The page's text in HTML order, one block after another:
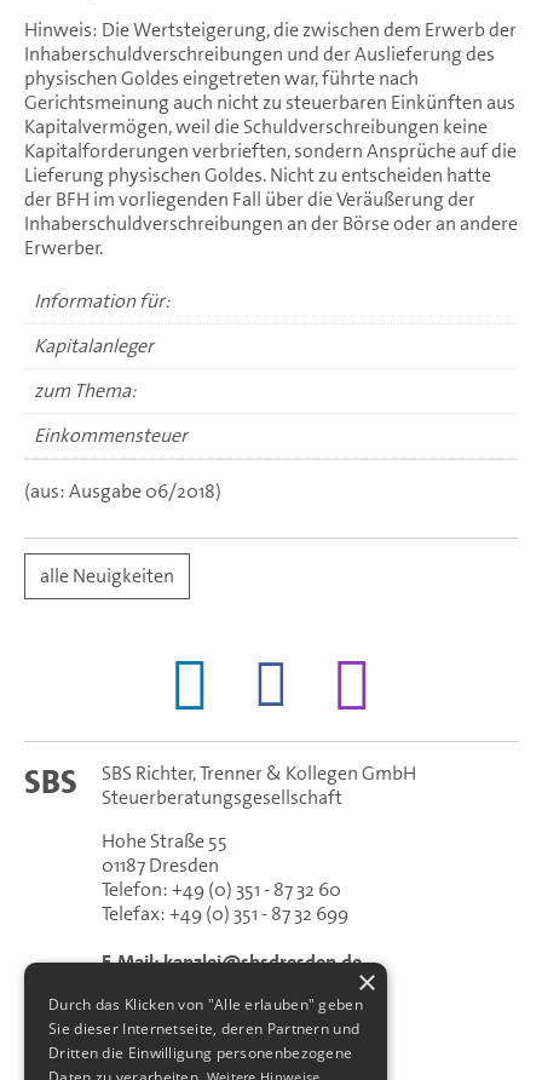
Hinweis: Die Wertsteigerung, die zwischen dem Erwerb der
Inhaberschuldverschreibungen und der Auslieferung des
physischen Goldes eingetreten war, führte nach
Gerichtsmeinung auch nicht zu steuerbaren Einkünften aus
Kapitalvermögen, weil die Schuldverschreibungen keine
Kapitalforderungen verbrieften, sondern Ansprüche auf die
Lieferung physischen Goldes. Nicht zu entscheiden hatte
der BFH im vorliegenden Fall über die Veräußerung der
Inhaberschuldverschreibungen an der Börse oder an andere
Erwerber.
Information für:
Kapitalanleger
zum Thema:
Einkommensteuer
(aus: Ausgabe 06/2018)
alle Neuigkeiten
SBS
SBS Richter, Trenner & Kollegen GmbH
Steuerberatungsgesellschaft
Hohe Straße 55
01187Dresden
Telefon:+49 (0) 351 - 87 32 60
Telefax:+49 (0) 351 - 87 32 699
E-Mail:kanzlei@sbsdresden.de
Start
Impressum
Datenschutz
×
Durch das Klicken von "Alle erlauben" geben
Sie dieser Internetseite, deren Partnern und
Dritten die Einwilligung personenbezogene